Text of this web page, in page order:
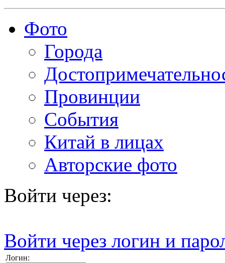
Фото
Города
Провинции
События
Китай в лицах
Авторские фото
Войти через:
Войти через логин и
Логин: